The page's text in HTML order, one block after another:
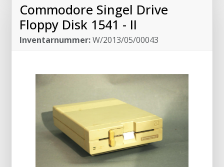
Commodore Singel Drive
Floppy Disk 1541 - II
Inventarnummer:W/2013/05/00043